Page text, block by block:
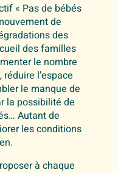
« Pas de bébés
de
des
des familles
le nombre
l’espace
le manque de
la possibilité de
Autant de
les conditions
à chaque